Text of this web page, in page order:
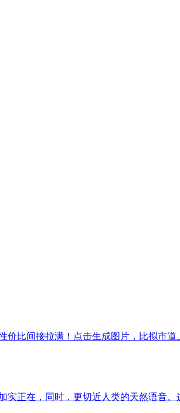
比间接拉满！点击生成图片，比拟市道
正在，同时，更切近人类的天然语音。